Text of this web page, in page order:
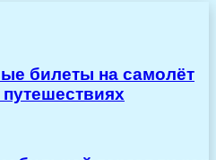
билеты на самолёт